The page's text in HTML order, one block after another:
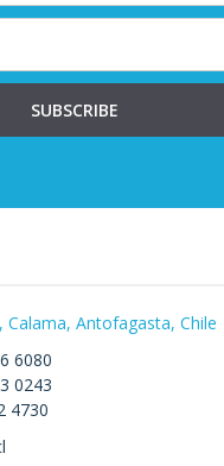
SUBSCRIBE
Calama, Antofagasta, Chile
6080
0243